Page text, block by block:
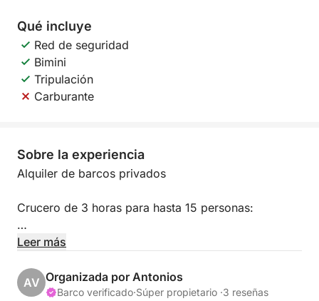
Qué incluye
Red de seguridad
Bimini
Tripulación
Carburante
Sobre la experiencia
Alquiler de barcos privados
Crucero de 3 horas para hasta 15 personas:
**Alquiler del barco: 750 €
Bebidas locales ilimitadas: 10 € adicionales por
persona.
Leer más
AV Organizada por Antonios
Barco verificado·Súper propietario ·3 reseñas